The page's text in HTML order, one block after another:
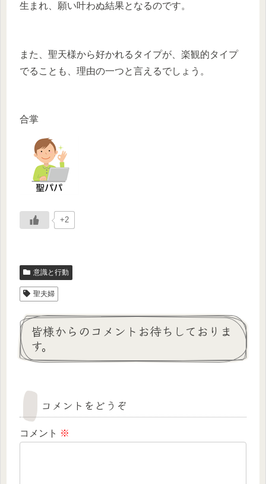
生まれ、願い叶わぬ結果となるのです。
また、聖天様から好かれるタイプが、楽観的タイプ
でることも、理由の一つと言えるでしょう。
合掌
+2
意識と行動
聖夫婦
皆様からのコメントお待ちしておりま
す。
コメントをどうぞ
コメント ※